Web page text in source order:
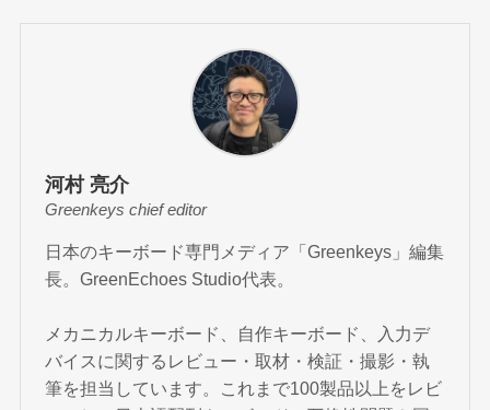
河村 亮介
Greenkeys chief editor
日本のキーボード専門メディア「Greenkeys」編集
長。GreenEchoes Studio代表。
メカニカルキーボード、自作キーボード、入力デ
バイスに関するレビュー・取材・検証・撮影・執
筆を担当しています。これまで100製品以上をレビ